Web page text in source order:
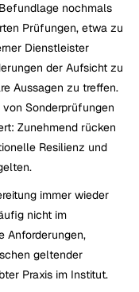
nochmals
Prüfungen, etwa zu
Dienstleister
der Aufsicht zu
Aussagen zu treffen.
Sonderprüfungen
Zunehmend rücken
Resilienz und
immer wieder
nicht im
Anforderungen,
geltender
Praxis im Institut.